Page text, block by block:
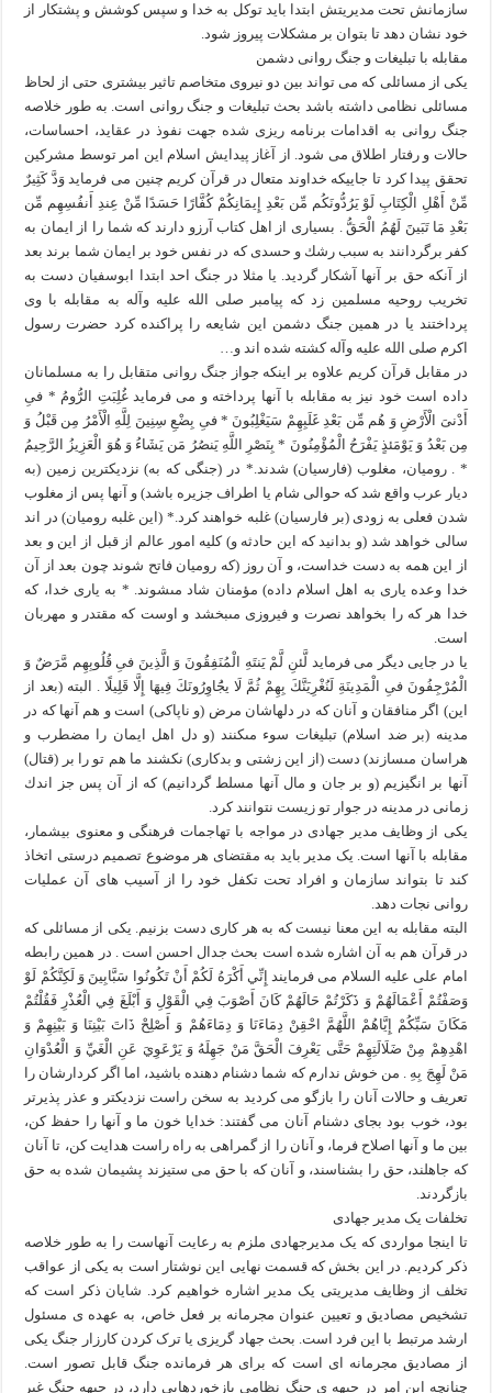
سازمانش تحت مدیریتش ابتدا باید توکل به خدا و سپس کوشش و پشتکار از
خود نشان دهد تا بتوان بر مشکلات پیروز شود.
مقابله با تبلیغات و جنگ روانی دشمن
یکی از مسائلی که می تواند بین دو نیروی متخاصم تاثیر بیشتری حتی از لحاظ
مسائلی نظامی داشته باشد بحث تبلیغات و جنگ روانی است. به طور خلاصه
جنگ روانی به اقدامات برنامه ریزی شده جهت نفوذ در عقاید، احساسات،
حالات و رفتار اطلاق می شود. از آغاز پیدایش اسلام این امر توسط مشرکین
تحقق پیدا کرد تا جاییکه خداوند متعال در قرآن کریم چنین می فرماید وَدَّ كَثِيرٌ
مِّنْ أَهْلِ الْكِتَابِ لَوْ يَرُدُّونَكُم مِّن بَعْدِ إِيمَانِكُمْ كُفَّارًا حَسَدًا مِّنْ عِندِ أَنفُسِهِم مِّن
بَعْدِ مَا تَبَينَ‏َ لَهُمُ الْحَقُّ . بسيارى از اهل كتاب آرزو دارند كه شما را از ايمان به
كفر برگردانند به سبب رشك و حسدى كه در نفس خود بر ايمان شما برند بعد
از آنكه حق بر آنها آشكار گرديد. یا مثلا در جنگ احد ابتدا ابوسفیان دست به
تخریب روحیه مسلمین زد که پیامبر صلی الله علیه وآله به مقابله با وی
پرداختند یا در همین جنگ دشمن این شایعه را پراکنده کرد حضرت رسول
اکرم صلی الله علیه وآله کشته شده اند و…
در مقابل قرآن کریم علاوه بر اینکه جواز جنگ روانی متقابل را به مسلمانان
داده است خود نیز به مقابله با آنها پرداخته و می فرماید غُلِبَتِ الرُّومُ * فىِ
أَدْنىَ الْأَرْضِ وَ هُم مِّن بَعْدِ غَلَبِهِمْ سَيَغْلِبُونَ * فىِ بِضْعِ سِنِينَ لِلَّهِ الْأَمْرُ مِن قَبْلُ وَ
مِن بَعْدُ وَ يَوْمَئذٍ يَفْرَحُ الْمُؤْمِنُونَ * بِنَصْرِ اللَّهِ يَنصُرُ مَن يَشَاءُ وَ هُوَ الْعَزِيزُ الرَّحِيمُ
* . روميان، مغلوب (فارسيان) شدند.* در (جنگى كه به) نزديكترين زمين (به
ديار عرب واقع شد كه حوالى شام يا اطراف جزيره باشد) و آنها پس از مغلوب
شدن فعلى به زودى (بر فارسيان) غلبه خواهند كرد.* (اين غلبه روميان) در اند
سالى خواهد شد (و بدانيد كه اين حادثه و) كليه امور عالم از قبل از اين و بعد
از اين همه به دست خداست، و آن روز (كه روميان فاتح شوند چون بعد از آن
خدا وعده يارى به اهل اسلام داده) مؤمنان شاد مى‏شوند. * به يارى خدا، كه
خدا هر كه را بخواهد نصرت و فيروزى مى‏بخشد و اوست كه مقتدر و مهربان
است.
یا در جایی دیگر می فرماید لَّئنِ لَّمْ يَنتَهِ الْمُنَفِقُونَ وَ الَّذِينَ فىِ قُلُوبِهِم مَّرَضٌ وَ
الْمُرْجِفُونَ فىِ الْمَدِينَةِ لَنُغْرِيَنَّكَ بِهِمْ ثُمَّ لَا يجَُاوِرُونَكَ فِيهَا إِلَّا قَلِيلًا . البته (بعد از
اين) اگر منافقان و آنان كه در دلهاشان مرض (و ناپاكى) است و هم آنها كه در
مدينه (بر ضد اسلام) تبليغات سوء مى‏كنند (و دل اهل ايمان را مضطرب و
هراسان مى‏سازند) دست (از اين زشتى و بدكارى) نكشند ما هم تو را بر (قتال)
آنها بر انگيزيم (و بر جان و مال آنها مسلط گردانيم) كه از آن پس جز اندك
زمانى در مدينه در جوار تو زيست نتوانند كرد.
یکی از وظایف مدیر جهادی در مواجه با تهاجمات فرهنگی و معنوی بیشمار،
مقابله با آنها است. یک مدیر باید به مقتضای هر موضوع تصمیم درستی اتخاذ
کند تا بتواند سازمان و افراد تحت تکفل خود را از آسیب های آن عملیات
روانی نجات دهد.
البته مقابله به این معنا نیست که به هر کاری دست بزنیم. یکی از مسائلی که
در قرآن هم به آن اشاره شده است بحث جدال احسن است . در همین رابطه
امام علی علیه السلام می فرمایند إِنِّي أَكْرَهُ لَكُمْ أَنْ تَكُونُوا سَبَّابِينَ وَ لَكِنَّكُمْ لَوْ
وَصَفْتُمْ أَعْمَالَهُمْ وَ ذَكَرْتُمْ حَالَهُمْ كَانَ أَصْوَبَ فِي الْقَوْلِ وَ أَبْلَغَ فِي الْعُذْرِ فَقُلْتُمْ
مَكَانَ سَبِّكُمْ إِيَّاهُمْ اللَّهُمَّ احْقِنْ دِمَاءَنَا وَ دِمَاءَهُمْ وَ أَصْلِحْ ذَاتَ بَيْنِنَا وَ بَيْنِهِمْ وَ
اهْدِهِمْ مِنْ ضَلَالَتِهِمْ حَتَّى يَعْرِفَ الْحَقَّ مَنْ جَهِلَهُ وَ يَرْعَوِيَ عَنِ الْغَيِّ وَ الْعُدْوَانِ
مَنْ لَهِجَ بِهِ . من خوش ندارم که شما دشنام دهنده باشید، اما اگر کردارشان را
تعریف و حالات آنان را بازگو می کردید به سخن راست نزدیکتر و عذر پذیرتر
بود، خوب بود بجای دشنام آنان می گفتند: خدایا خون ما و آنها را حفظ کن،
بین ما و آنها اصلاح فرما، و آنان را از گمراهی به راه راست هدایت کن، تا آنان
که جاهلند، حق را بشناسند، و آنان که با حق می ستیزند پشیمان شده به حق
بازگردند.
تخلفات یک مدیر جهادی
تا اینجا مواردی که یک مدیرجهادی ملزم به رعایت آنهاست را به طور خلاصه
ذکر کردیم. در این بخش که قسمت نهایی این نوشتار است به یکی از عواقب
تخلف از وظایف مدیریتی یک مدیر اشاره خواهیم کرد. شایان ذکر است که
تشخیص مصادیق و تعیین عنوان مجرمانه بر فعل خاص، به عهده ی مسئول
ارشد مرتبط با این فرد است. بحث جهاد گریزی یا ترک کردن کارزار جنگ یکی
از مصادیق مجرمانه ای است که برای هر فرمانده جنگ قابل تصور است.
چنانچه این امر در جبهه ی جنگ نظامی بازخوردهایی دارد، در جبهه جنگ غیر